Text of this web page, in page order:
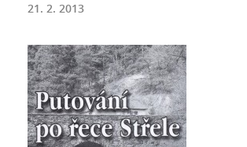
21. 2. 2013